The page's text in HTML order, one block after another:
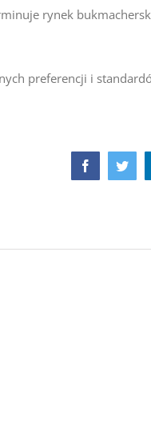
rynek
preferencji i
Facebook